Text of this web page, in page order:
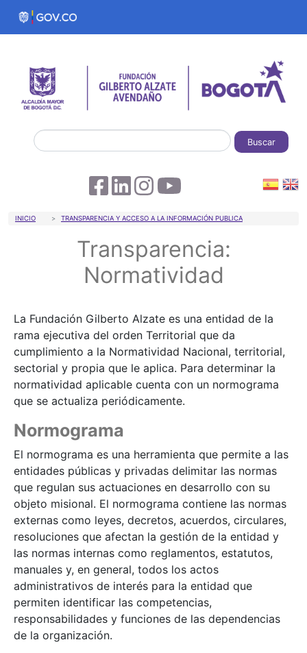
Pasar al contenido principal
Buscar
Sobrescribir enlaces de ayuda a la
INICIO TRANSPARENCIA Y ACCESO A LA INFORMACIÓN PUBLICA
Transparencia:
Normatividad
La Fundación Gilberto Alzate es una entidad de la
rama ejecutiva del orden Territorial que da
cumplimiento a la Normatividad Nacional, territorial,
sectorial y propia que le aplica. Para determinar la
normatividad aplicable cuenta con un normograma
que se actualiza periódicamente.
Normograma
El normograma es una herramienta que permite a las
entidades públicas y privadas delimitar las normas
que regulan sus actuaciones en desarrollo con su
objeto misional. El normograma contiene las normas
externas como leyes, decretos, acuerdos, circulares,
resoluciones que afectan la gestión de la entidad y
las normas internas como reglamentos, estatutos,
manuales y, en general, todos los actos
administrativos de interés para la entidad que
permiten identificar las competencias,
responsabilidades y funciones de las dependencias
de la organización.